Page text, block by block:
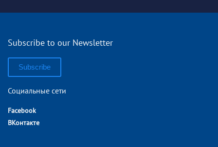
Subscribe to our Newsletter
Subscribe
Социальные сети
Facebook
ВКонтакте